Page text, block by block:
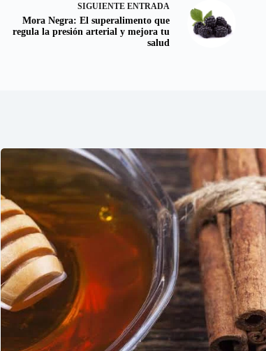
SIGUIENTE ENTRADA
Mora Negra: El superalimento que
regula la presión arterial y mejora tu
salud